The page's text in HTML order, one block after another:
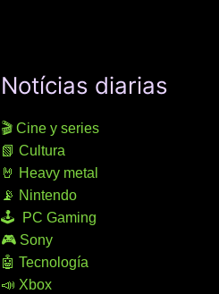
Notícias diarias
🎬 Cine y series
📗 Cultura
🤘 Heavy metal
📡 Nintendo
🕹 PC Gaming
🎮 Sony
🤖 Tecnología
📣 Xbox